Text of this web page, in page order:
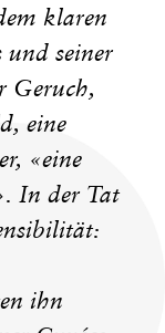
klaren
und seiner
Geruch,
eine
«eine
In der Tat
ihn